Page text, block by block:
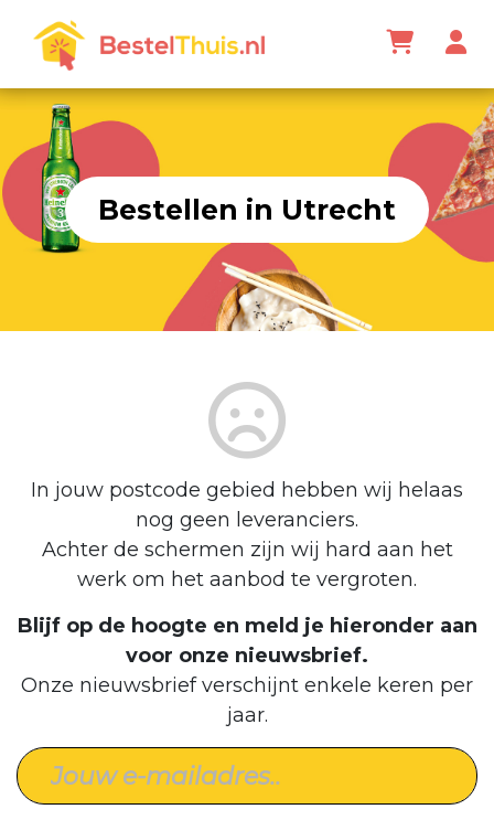
Bestellen in Utrecht
In jouw postcode gebied hebben wij helaas
nog geen leveranciers.
Achter de schermen zijn wij hard aan het
werk om het aanbod te vergroten.
Blijf op de hoogte en meld je hieronder aan
voor onze nieuwsbrief.
Onze nieuwsbrief verschijnt enkele keren per
jaar.